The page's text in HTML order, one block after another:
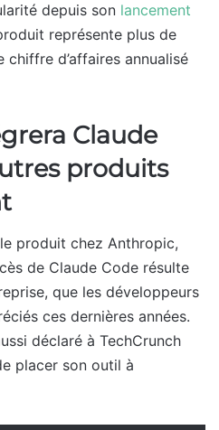
depuis son lancement
représente plus de
chiffre d’affaires annualisé
Claude
produits
produit chez Anthropic,
de Claude Code résulte
que les développeurs
ces dernières années.
déclaré à TechCrunch
placer son outil à